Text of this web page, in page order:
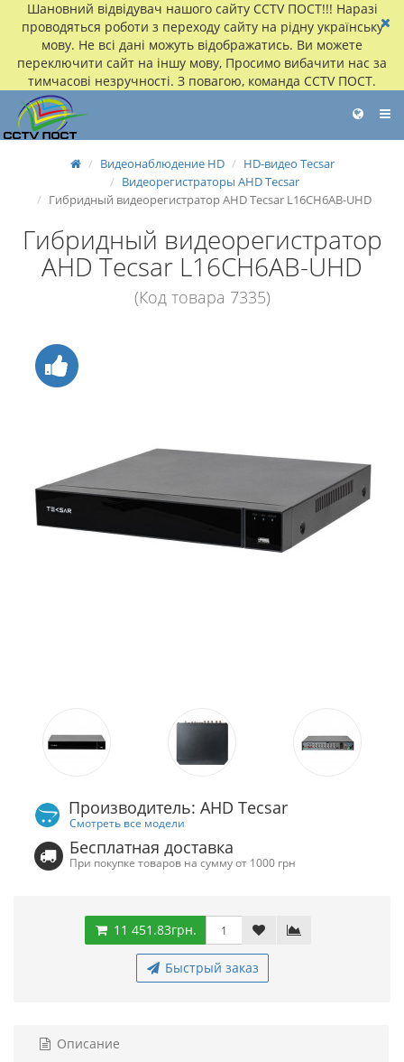
Шановний відвідувач нашого сайту CCTV ПОСТ!!! Наразі
проводяться роботи з переходу сайту на рідну українську
мову. Не всі дані можуть відображатись. Ви можете
переключити сайт на іншу мову, Просимо вибачити нас за
тимчасові незручності. З повагою, команда CCTV ПОСТ.
Видеонаблюдение HD
HD-видео Tecsar
Видеорегистраторы AHD Tecsar
Гибридный видеорегистратор AHD Tecsar L16CH6AB-UHD
Гибридный видеорегистратор
AHD Tecsar L16CH6AB-UHD
(Код товара 7335)
Производитель: AHD Tecsar
Смотреть все модели
Бесплатная доставка
При покупке товаров на сумму от 1000 грн
11 451.83грн.
Быстрый заказ
Описание